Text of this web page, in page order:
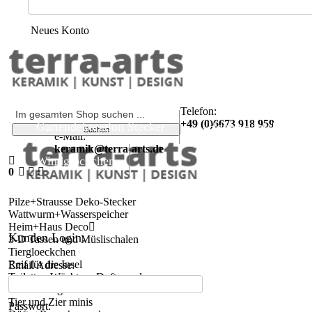
Neues Konto
Gartendekoration Stecker Heim+Haus Deco
Windglöckchen
Telefon:
+49 (0)6673 918 959
e-Mail:
keramik@terra-arts.de
0
Kunden Login:
Email Adresse:
Passwort:
Pilze+Strausse Deko-Stecker
Wattwurm+Wasserspeicher
Heim+Haus Deco
3-D Tassen und Müslischalen
Tiergloeckchen
Reif für die Insel
Toiletten-Wächter - Duftspender
Glücksbringer
Tier und Zier minis